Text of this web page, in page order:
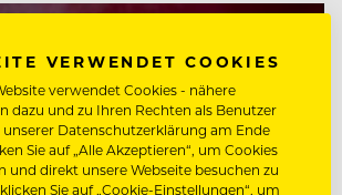
VERWENDET COOKIES
verwendet Cookies - nähere
dazu und zu Ihren Rechten als Benutzer
unserer Datenschutzerklärung am Ende
Sie auf „Alle Akzeptieren“, um Cookies
und direkt unsere Webseite besuchen zu
Sie auf „Cookie-Einstellungen“, um